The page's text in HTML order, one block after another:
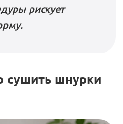
рискует
сушить шнурки